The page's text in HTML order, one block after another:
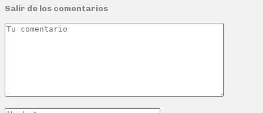
Salir de los comentarios